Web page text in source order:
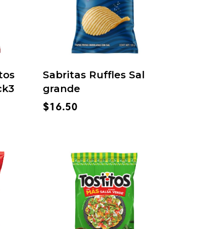
Sabritas Ruffles Sal
grande
$16.50